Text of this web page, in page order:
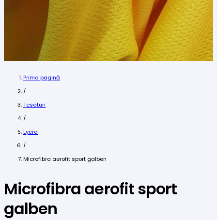
Prima pagină
/
Tesaturi
/
Lycra
/
Microfibra aerofit sport galben
Microfibra aerofit sport
galben